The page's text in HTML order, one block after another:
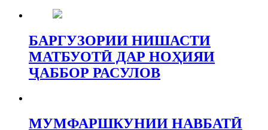
БАРГУЗОРИИ НИШАСТИ
МАТБУОТӢ ДАР НОҲИЯИ
ҶАББОР РАСУЛОВ
МУМФАРШКУНИИ НАВБАТӢ